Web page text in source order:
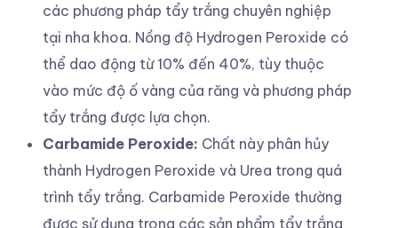
các phương pháp tẩy trắng chuyên nghiệp
tại nha khoa. Nồng độ Hydrogen Peroxide có
thể dao động từ 10% đến 40%, tùy thuộc
vào mức độ ố vàng của răng và phương pháp
tẩy trắng được lựa chọn.
Carbamide Peroxide: Chất này phân hủy
thành Hydrogen Peroxide và Urea trong quá
trình tẩy trắng. Carbamide Peroxide thường
được sử dụng trong các sản phẩm tẩy trắng